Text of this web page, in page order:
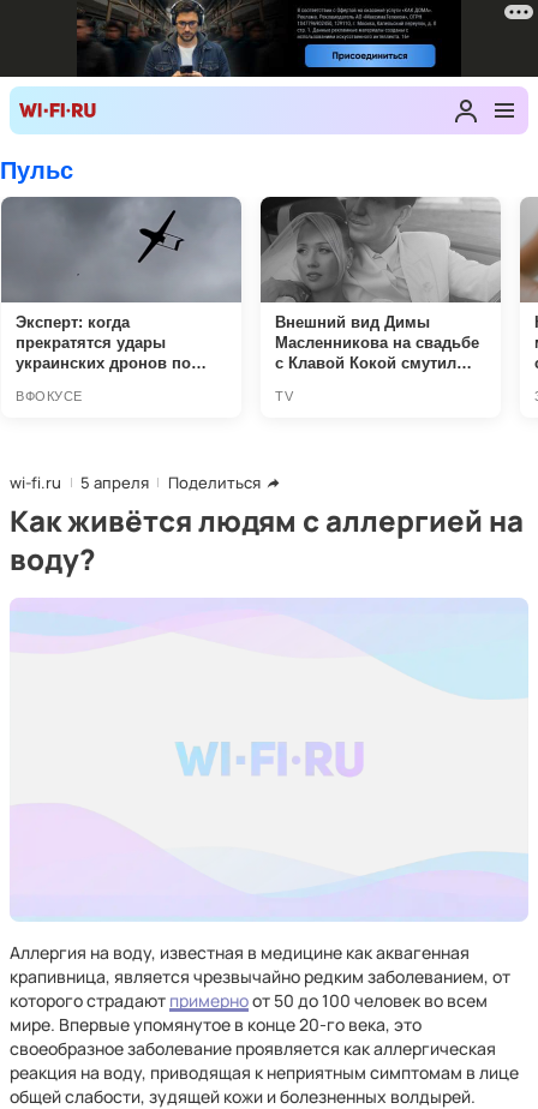
wi-fi.ru 5 апреля Поделиться
Как живётся людям с аллергией на
воду?
Аллергия на воду, известная в медицине как аквагенная
крапивница, является чрезвычайно редким заболеванием, от
которого страдают примерноот 50 до 100 человек во всем
мире. Впервые упомянутое в конце 20-го века, это
своеобразное заболевание проявляется как аллергическая
реакция на воду, приводящая к неприятным симптомам в лице
общей слабости, зудящей кожи и болезненных волдырей.